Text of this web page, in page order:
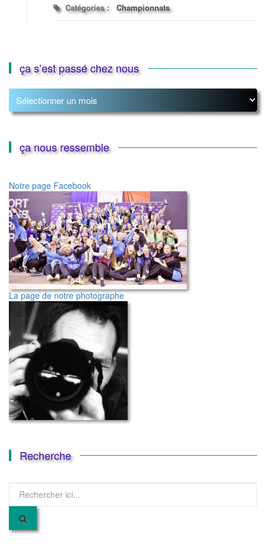
Catégories : Championnats
ça s’est passé chez nous
ça
s’est
passé
nousça nous ressemble
Notre page Facebook
La page de notre photographe
Recherche
pour